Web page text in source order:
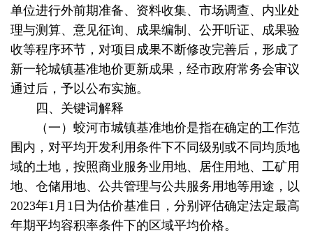
单位进行外前期准备、资料收集、市场调查、内业处
理与测算、意见征询、成果编制、公开听证、成果验
收等程序环节，对项目成果不断修改完善后，形成了
新一轮城镇基准地价更新成果，经市政府常务会审议
通过后，予以公布实施。
四、关键词解释
（一）蛟河市城镇基准地价是指在确定的工作范
围内，对平均开发利用条件下不同级别或不同均质地
域的土地，按照商业服务业用地、居住用地、工矿用
地、仓储用地、公共管理与公共服务用地等用途，以
2023年1月1日为估价基准日，分别评估确定法定最高
年期平均容积率条件下的区域平均价格。